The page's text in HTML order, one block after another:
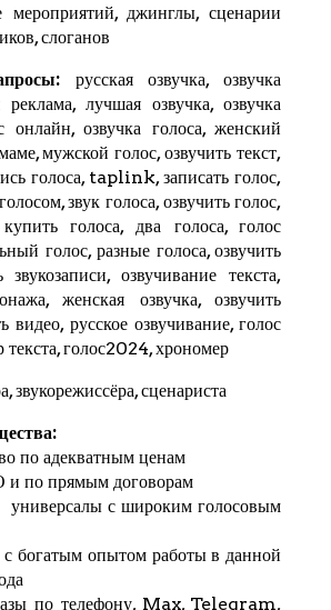
мероприятий, джинглы, сценарии
слоганов
русская озвучка, озвучка
реклама, лучшая озвучка, озвучка
онлайн, озвучка голоса, женский
мужской голос, озвучить текст,
голоса, taplink, записать голос,
звук голоса, озвучить голос,
голоса, два голоса, голос
голос, разные голоса, озвучить
звукозаписи, озвучивание текста,
женская озвучка, озвучить
видео, русское озвучивание, голос
текста, голос2024,хрономер
звукорежиссёра, сценариста
по адекватным ценам
и по прямым договорам
с широким голосовым
богатым опытом работы в данной
по телефону, Max, Telegram,